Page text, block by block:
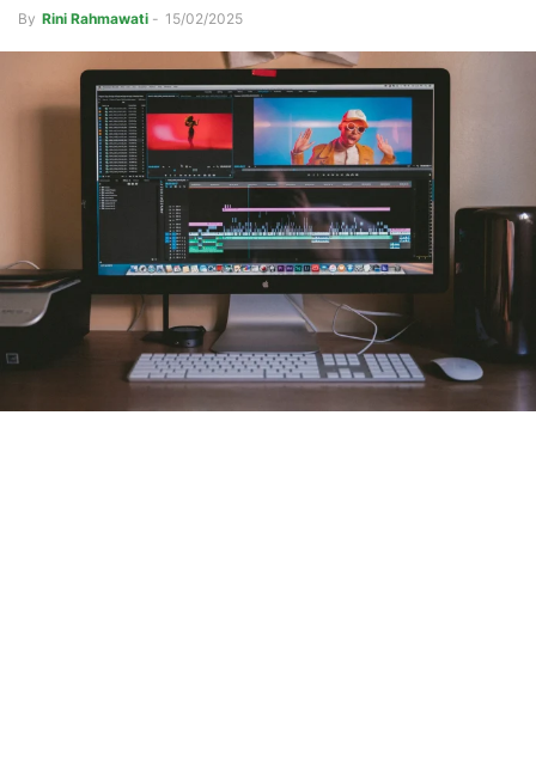
By Rini Rahmawati - 15/02/2025